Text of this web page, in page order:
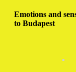
Emotions and
to Budapest